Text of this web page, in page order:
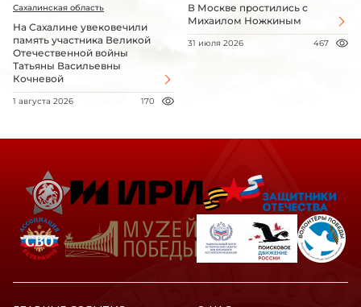
Сахалинская область
На Сахалине увековечили
память участника Великой
Отечественной войны
Татьяны Васильевны
Кочневой
1 августа 2026 170
В Москве простились с
Михаилом Ножкиным
31 июля 2026 467